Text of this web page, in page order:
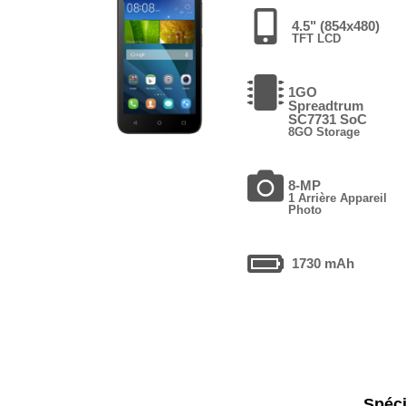
4.5" (854x480)
TFT LCD
1GO
Spreadtrum
SC7731 SoC
8GO Storage
8-MP
1 Arrière Appareil
Photo
1730 mAh